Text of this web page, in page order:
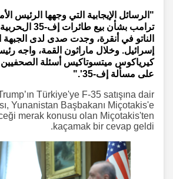
"الرسائل الإيجابية التي وجهها الرئيس
ترامب بشأن بيع طائرات
الناتو في أنقرة، وجدت صدى لدى الجبهة
إسرائيل. وخلال ماراثون القمة، واجه رئيس
كيرياكوس ميتسوتاكيس أسئلة الصحفيين
على مسألة إف-35'."
Trump’ın Türkiye'ye F-35 satışına dair
Yunanistan Başbakanı Miçotakis'e
merak konusu olan Miçotakis'ten
kaçamak bir cevap geldi.